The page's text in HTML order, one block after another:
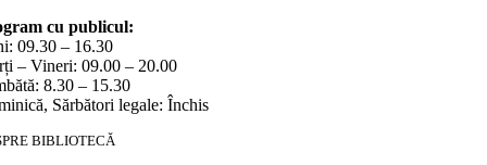
cu publicul:
09.30 – 16.30
– Vineri: 09.00 – 20.00
8.30 – 15.30
Sărbători legale: Închis
BIBLIOTECĂ